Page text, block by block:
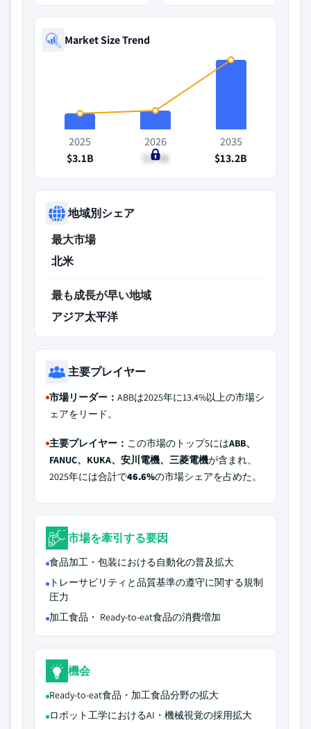
Market Size Trend
2025
$3.1B
2026
$3.5B
2035
$13.2B
地域別シェア
最大市場
北米
最も成長が早い地域
アジア太平洋
主要プレイヤー
市場リーダー： ABBは2025年に13.4%以上の市場シ
ェアをリード。
主要プレイヤー： この市場のトップ5にはABB、
FANUC、KUKA、安川電機、三菱電機が含まれ、
2025年には合計で46.6%の市場シェアを占めた。
市場を牽引する要因
食品加工・包装における自動化の普及拡大
トレーサビリティと品質基準の遵守に関する規制
圧力
加工食品・ Ready-to-eat食品の消費増加
機会
Ready-to-eat食品・加工食品分野の拡大
ロボット工学におけるAI・機械視覚の採用拡大